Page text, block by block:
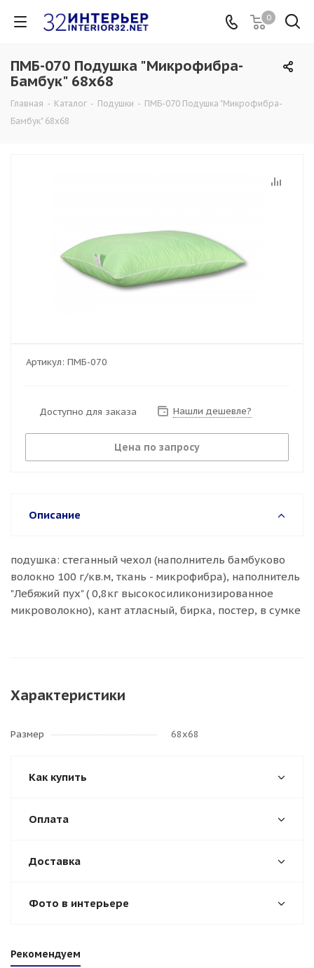
0
ПМБ-070 Подушка "Микрофибра-
Бамбук" 68х68
Главная - Каталог - Подушки - ПМБ-070 Подушка "Микрофибра-
Бамбук" 68х68
Артикул: ПМБ-070
Доступно для заказа Нашли дешевле?
Цена по запросу
Описание
подушка: стеганный чехол (наполнитель бамбуково
волокно 100 г/кв.м, ткань - микрофибра), наполнитель
"Лебяжий пух" ( 0,8кг высокосиликонизированное
микроволокно), кант атласный, бирка, постер, в сумке
Характеристики
Размер 68х68
Как купить
Оплата
Доставка
Фото в интерьере
Рекомендуем